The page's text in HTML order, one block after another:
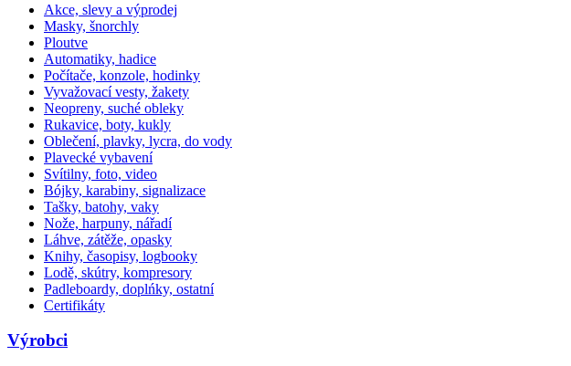
Akce, slevy a výprodej
Masky, šnorchly
Ploutve
Automatiky, hadice
Počítače, konzole, hodinky
Vyvažovací vesty, žakety
Neopreny, suché obleky
Rukavice, boty, kukly
Oblečení, plavky, lycra, do vody
Plavecké vybavení
Svítilny, foto, video
Bójky, karabiny, signalizace
Tašky, batohy, vaky
Nože, harpuny, nářadí
Láhve, zátěže, opasky
Knihy, časopisy, logbooky
Lodě, skútry, kompresory
Padleboardy, doplńky, ostatní
Certifikáty
Výrobci